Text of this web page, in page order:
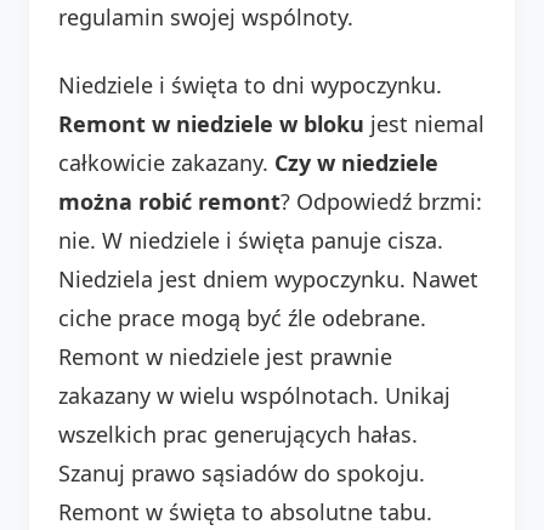
regulamin swojej wspólnoty.
Niedziele i święta to dni wypoczynku.
Remont w niedziele w bloku jest niemal
całkowicie zakazany. Czy w niedziele
można robić remont? Odpowiedź brzmi:
nie. W niedziele i święta panuje cisza.
Niedziela jest dniem wypoczynku. Nawet
ciche prace mogą być źle odebrane.
Remont w niedziele jest prawnie
zakazany w wielu wspólnotach. Unikaj
wszelkich prac generujących hałas.
Szanuj prawo sąsiadów do spokoju.
Remont w święta to absolutne tabu.